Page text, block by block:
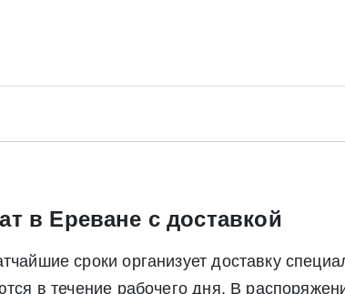
в Ереване с доставкой
сроки организует доставку
в течение рабочего дня. В